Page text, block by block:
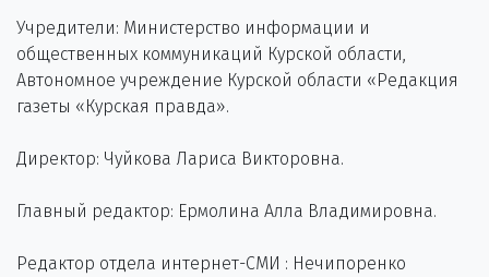
Учредители: Министерство информации и
общественных коммуникаций Курской области,
Автономное учреждение Курской области «Редакция
газеты «Курская правда».
Директор: Чуйкова Лариса Викторовна.
Главный редактор: Ермолина Алла Владимировна.
Редактор отдела интернет-СМИ : Нечипоренко